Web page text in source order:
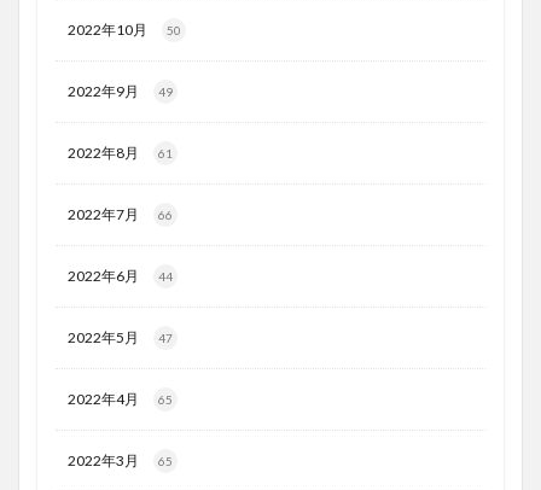
2022年10月 50
2022年9月 49
2022年8月 61
2022年7月 66
2022年6月 44
2022年5月 47
2022年4月 65
2022年3月 65